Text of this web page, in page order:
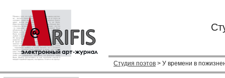
Студия поэтов > У времени в